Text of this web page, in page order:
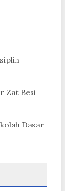
Zat Besi
Dasar